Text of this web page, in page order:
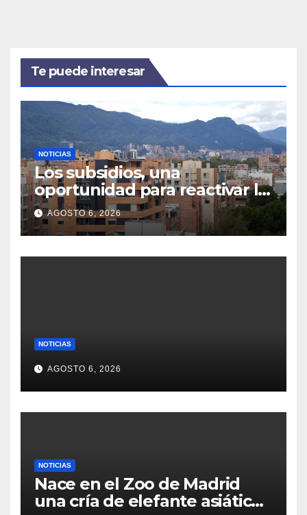
Te puede interesar
NOTICIAS
Los subsidios, una
oportunidad para reactivar la
compra de vivienda
AGOSTO 6, 2026
NOTICIAS
AGOSTO 6, 2026
NOTICIAS
Nace en el Zoo de Madrid
una cría de elefante asiático